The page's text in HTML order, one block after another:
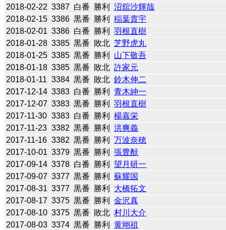
2018-02-22 3387 白番 勝利
沼舘沙輝哉
2018-02-15 3386 黒番 勝利
稲葉貴宇
2018-02-01 3386 白番 勝利
羽根直樹
2018-01-28 3385 黒番 敗北 芝野虎丸
2018-01-25 3385 黒番 勝利
山下敬吾
2018-01-18 3385 黒番 敗北 許家元
2018-01-11 3384 黒番 敗北 鈴木伸二
2017-12-14 3383 白番 勝利
青木紳一
2017-12-07 3383 黒番 勝利
羽根直樹
2017-11-30 3383 白番 勝利
楊嘉栄
2017-11-23 3382 黒番 勝利
洪爽義
2017-11-16 3382 黒番 勝利
万波奈穂
2017-10-01 3379 黒番 勝利
張豊猷
2017-09-14 3378 白番 勝利
望月研一
2017-09-07 3377 黒番 勝利
蘇耀国
2017-08-31 3377 黒番 勝利
大橋拓文
2017-08-17 3375 黒番 勝利
金沢真
2017-08-10 3375 黒番 敗北 村川大介
2017-08-03 3374 黒番 勝利
黄翊祖